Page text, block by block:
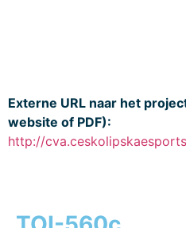
Externe URL naar het
website of PDF):
http://